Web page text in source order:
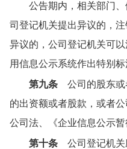
公告期内，相关部门
司登记机关提出异议的，
异议的，公司登记机关可
用信息公示系统作出特别标
第九条 公司的股东或
的出资额或者股款，或者
公司法、《企业信息公示
第十条 公司登记机关